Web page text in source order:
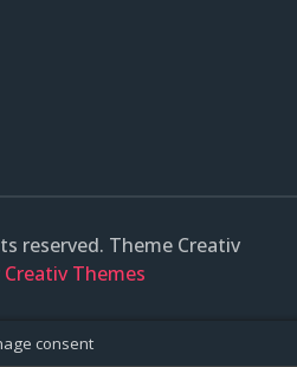
reserved. Theme Creativ
Creativ Themes
consent